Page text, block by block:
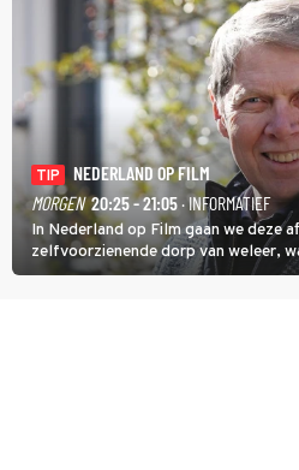
TIP
NEDERLAND OP FILM
MORGEN 20:25 - 21:05· INFORMATIEF
In Nederland op Film gaan we deze
zelfvoorzienende dorp van weleer,
Daniëls de kijkers meeneemt op reis